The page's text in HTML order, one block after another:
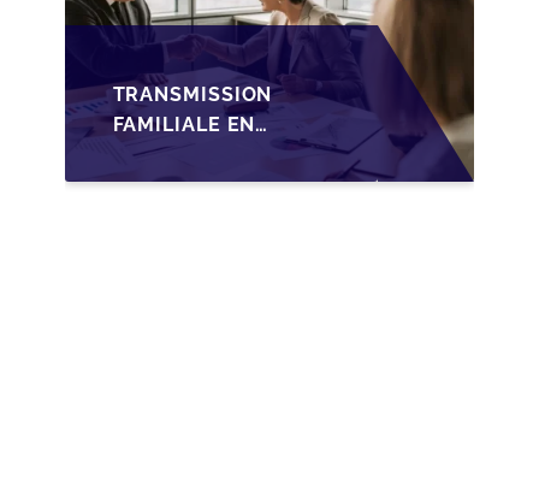
TRANSMISSION
FAMILIALE EN
WALLONIE :
NOUVELLES